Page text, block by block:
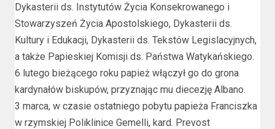
Dykasterii ds. Instytutów Życia Konsekrowanego i
Stowarzyszeń Życia Apostolskiego, Dykasterii ds.
Kultury i Edukacji, Dykasterii ds. Tekstów Legislacyjnych,
a także Papieskiej Komisji ds. Państwa Watykańskiego.
6 lutego bieżącego roku papież włączył go do grona
kardynałów biskupów, przyznając mu diecezję Albano.
3 marca, w czasie ostatniego pobytu papieża Franciszka
w rzymskiej Poliklinice Gemelli, kard. Prevost